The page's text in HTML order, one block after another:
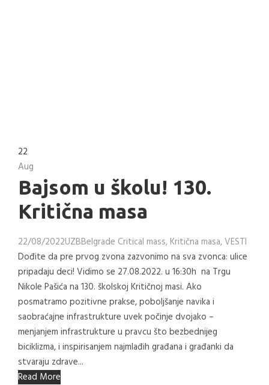
22
Aug
Bajsom u školu! 130.
Kritična masa
22/08/2022UZBBelgrade Critical mass, Kritična masa,VESTI
Dođite da pre prvog zvona zazvonimo na sva zvonca: ulice
pripadaju deci! Vidimo se 27.08.2022. u 16:30h na Trgu
Nikole Pašića na 130. školskoj Kritičnoj masi. Ako
posmatramo pozitivne prakse, poboljšanje navika i
saobraćajne infrastrukture uvek počinje dvojako –
menjanjem infrastrukture u pravcu što bezbednijeg
biciklizma, i inspirisanjem najmlađih građana i građanki da
stvaraju zdrave...
Read More